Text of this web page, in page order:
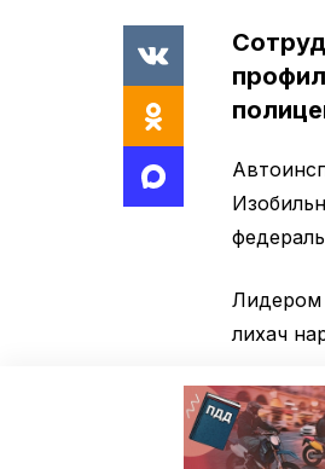
Лидером
лихач
Теперь
Лихачи
Все